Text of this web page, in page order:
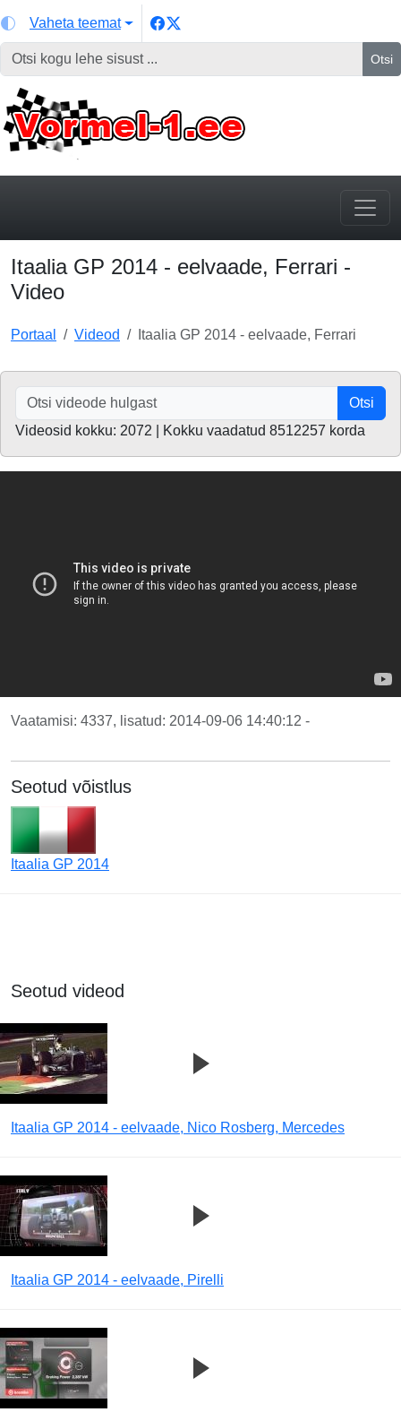
Vaheta teemat
Otsi
Itaalia GP 2014 - eelvaade, Ferrari -
Video
Portaal Videod Itaalia GP 2014 - eelvaade, Ferrari
Otsi
Videosid kokku: 2072 | Kokku vaadatud 8512257 korda
Vaatamisi: 4337, lisatud: 2014-09-06 14:40:12 -
Seotud võistlus
Itaalia GP 2014
Seotud videod
Itaalia GP 2014 - eelvaade, Nico Rosberg, Mercedes
Itaalia GP 2014 - eelvaade, Pirelli